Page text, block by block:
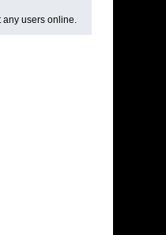
any users online.